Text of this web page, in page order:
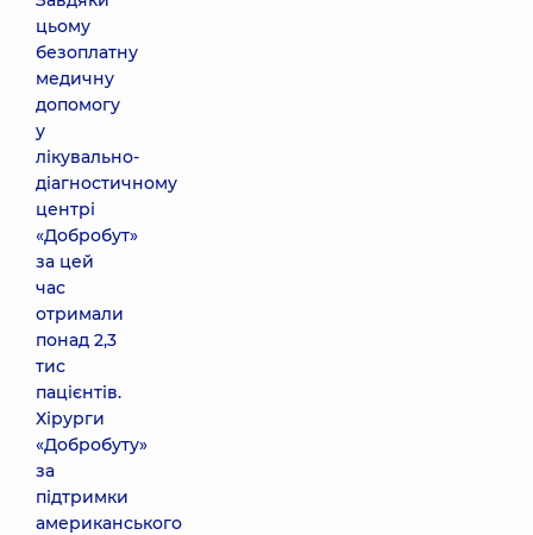
цьому
безоплатну
медичну
допомогу
у
лікувально-
діагностичному
центрі
«Добробут»
за цей
час
отримали
понад 2,3
тис
пацієнтів.
Хірурги
«Добробуту»
за
підтримки
американського